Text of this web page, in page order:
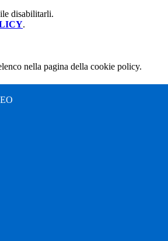
disabilitarli.
.
nella pagina della cookie policy.